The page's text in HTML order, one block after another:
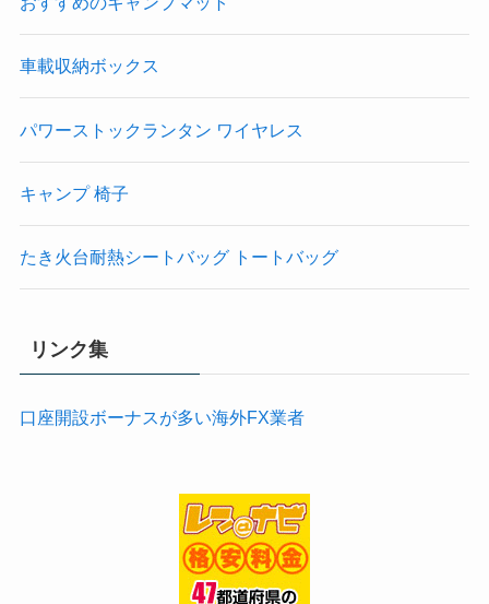
車載収納ボックス
パワーストックランタン ワイヤレス
キャンプ 椅子
たき火台耐熱シートバッグ トートバッグ
リンク集
口座開設ボーナスが多い海外FX業者